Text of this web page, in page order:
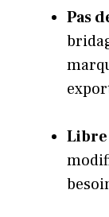
Pas
Libre